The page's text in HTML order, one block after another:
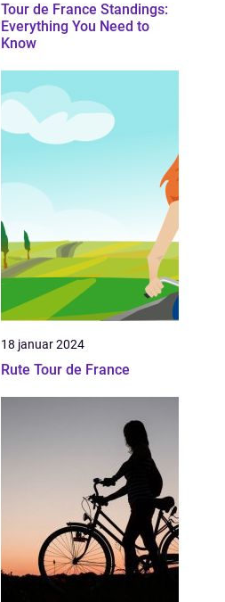
Tour de France Standings:
Everything You Need to
Know
18 januar 2024
Rute Tour de France